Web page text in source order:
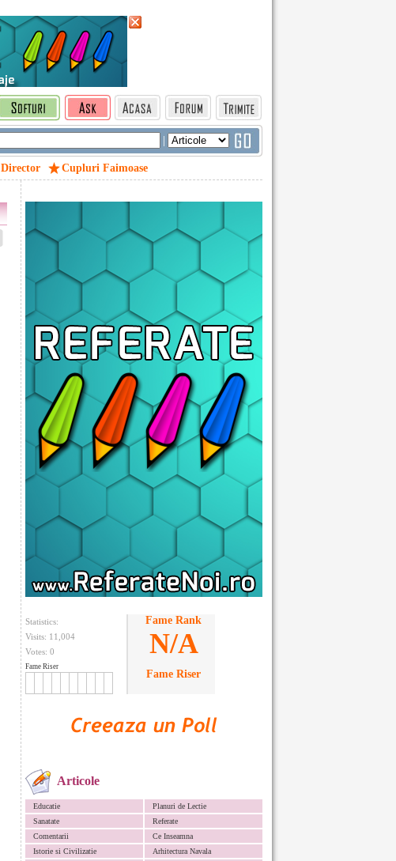
|
Director Cupluri Faimoase
Statistics:
Visits: 11,004
Votes: 0
Fame Riser
Fame Rank
N/A
Fame Riser
Articole
Educatie
Planuri de Lectie
Sanatate
Referate
Comentarii
Ce Inseamna
Istorie si Civilizatie
Arhitectura Navala